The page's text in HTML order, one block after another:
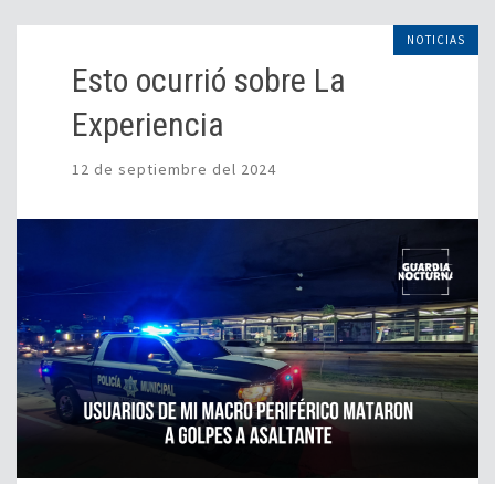
NOTICIAS
Esto ocurrió sobre La
Experiencia
12 de septiembre del 2024